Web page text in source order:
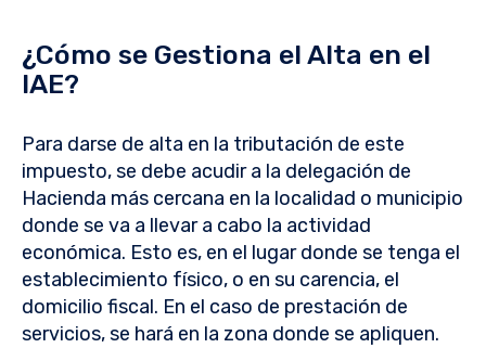
¿Cómo se Gestiona el Alta en el
IAE?
Para darse de alta en la tributación de este
impuesto, se debe acudir a la delegación de
Hacienda más cercana en la localidad o municipio
donde se va a llevar a cabo la actividad
económica. Esto es, en el lugar donde se tenga el
establecimiento físico, o en su carencia, el
domicilio fiscal. En el caso de prestación de
servicios, se hará en la zona donde se apliquen.